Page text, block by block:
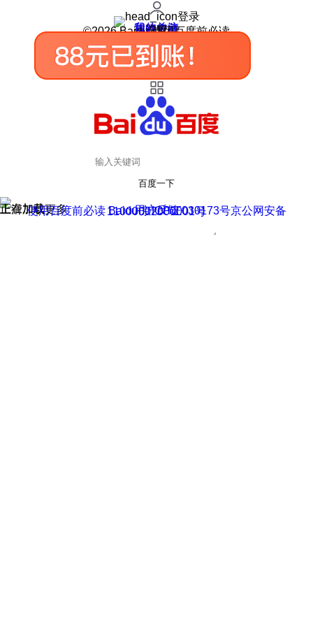
登录
我的关注
我的收藏
皮肤中心
用户反馈
设置
©2026 Baidu 使用百度前必读
百度一下
正在加载
上滑加载更多 用户反馈
使用百度前必读 Baidu 京ICP证030173号
京公网安备11000002000001号